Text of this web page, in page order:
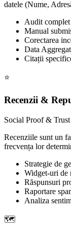
datele (Nume,
Audit
Manual
Corectarea
Data
Citații
⭐
Recenzii &
Social Proof & Trust
Recenziile sunt un
frecvența lor
Strategie de
Widget-uri de
Răspunsuri
Raportare
Analiza
🗺️